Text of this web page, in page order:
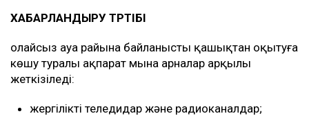
ХАБАРЛАНДЫРУ ТӘРТІБІ
Қолайсыз ауа райына байланысты қашықтан оқытуға
көшу туралы ақпарат мына арналар арқылы
жеткізіледі:
жергілікті теледидар және радиоканалдар;